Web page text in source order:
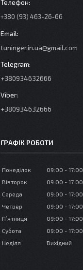
+380 (93) 463-26-66
tuninger.in.ua@gmail.com
+380934632666
+380934632666
ГРАФІК РОБОТИ
Понеділок 09:00
17:00
Вівторок
09:00
17:00
Середа
09:00
17:00
Четвер
09:00
17:00
Пʼятниця
09:00
17:00
Субота
09:00
17:00
Неділя
Вихідний